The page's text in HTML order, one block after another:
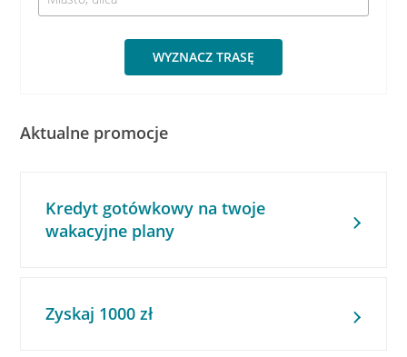
WYZNACZ TRASĘ
Aktualne promocje
Kredyt gotówkowy na twoje
wakacyjne plany
Zyskaj 1000 zł